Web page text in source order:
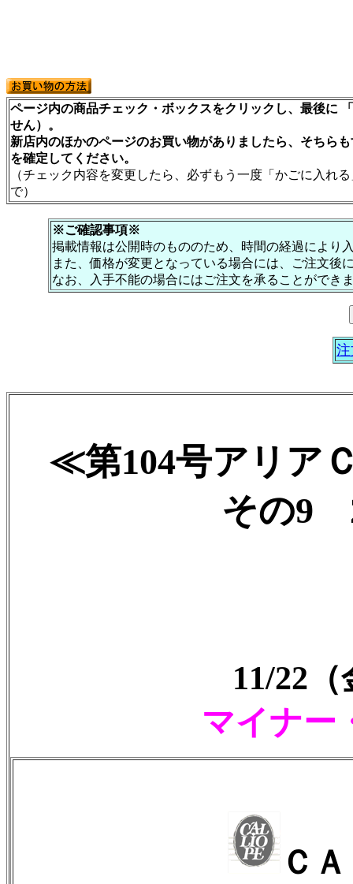
ページ内の商品チェック・ボックスをクリックし、最後に
せん）。
新店内のほかのページのお買い物がありましたら、そちら
を確定してください。
（チェック内容を変更したら、必ずもう一度「かごに入れ
で）
※ご確認事項※
掲載情報は公開時のもののため、時間の経過により
また、価格が変更となっている場合には、ご注文後
なお、入手不能の場合にはご注文を承ることができ
≪第104号アリア
その9
11/22
マイナー
Ｃ